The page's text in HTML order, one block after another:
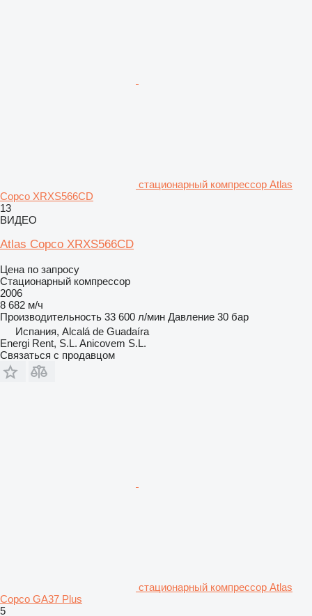
стационарный компрессор Atlas
Copco XRXS566CD
13
ВИДЕО
Atlas Copco XRXS566CD
Цена по запросу
Стационарный компрессор
2006
8 682 м/ч
Производительность 33 600 л/мин Давление 30 бар
Испания, Alcalá de Guadaíra
Energi Rent, S.L. Anicovem S.L.
Связаться с продавцом
стационарный компрессор Atlas
Copco GA37 Plus
5